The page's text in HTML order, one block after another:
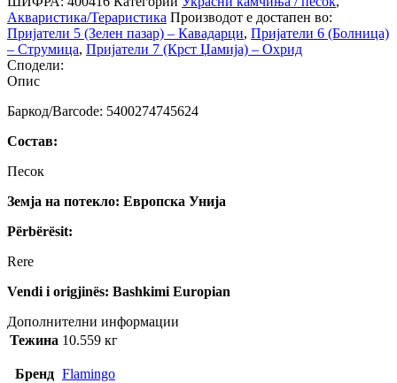
Акваристика/Тераристика Производот е достапен во:
Пријатели 5 (Зелен пазар) – Кавадарци, Пријатели 6 (Болница)
– Струмица, Пријатели 7 (Крст Џамија) – Охрид
Сподели:
Опис
Баркод/Barcode: 5400274745624
Состав:
Песок
Земја на потекло: Европска Унија
Përbërësit:
Rere
Vendi i origjinës: Bashkimi Europian
Дополнителни информации
Тежина 10.559 кг
Бренд Flamingo